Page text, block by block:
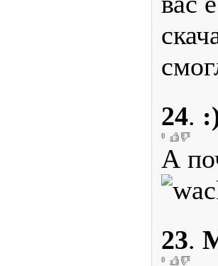
24.
0
А
23.
0